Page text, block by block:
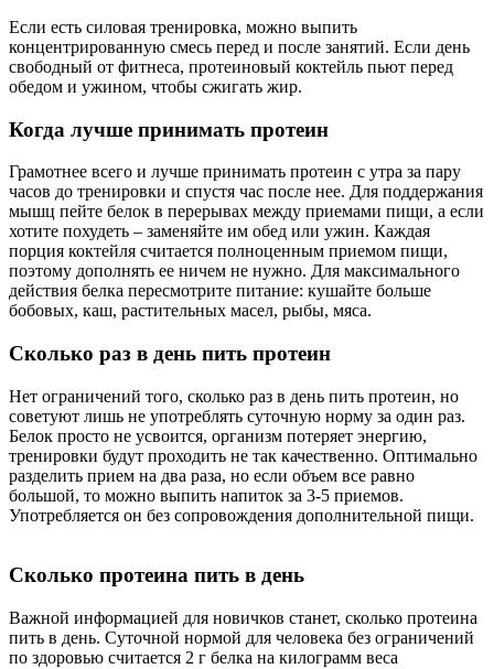
Если есть силовая тренировка, можно выпить
концентрированную смесь перед и после занятий. Если день
свободный от фитнеса, протеиновый коктейль пьют перед
обедом и ужином, чтобы сжигать жир.
Когда лучше принимать протеин
Грамотнее всего и лучше принимать протеин с утра за пару
часов до тренировки и спустя час после нее. Для поддержания
мышц пейте белок в перерывах между приемами пищи, а если
хотите похудеть – заменяйте им обед или ужин. Каждая
порция коктейля считается полноценным приемом пищи,
поэтому дополнять ее ничем не нужно. Для максимального
действия белка пересмотрите питание: кушайте больше
бобовых, каш, растительных масел, рыбы, мяса.
Сколько раз в день пить протеин
Нет ограничений того, сколько раз в день пить протеин, но
советуют лишь не употреблять суточную норму за один раз.
Белок просто не усвоится, организм потеряет энергию,
тренировки будут проходить не так качественно. Оптимально
разделить прием на два раза, но если объем все равно
большой, то можно выпить напиток за 3-5 приемов.
Употребляется он без сопровождения дополнительной пищи.
Сколько протеина пить в день
Важной информацией для новичков станет, сколько протеина
пить в день. Суточной нормой для человека без ограничений
по здоровью считается 2 г белка на килограмм веса